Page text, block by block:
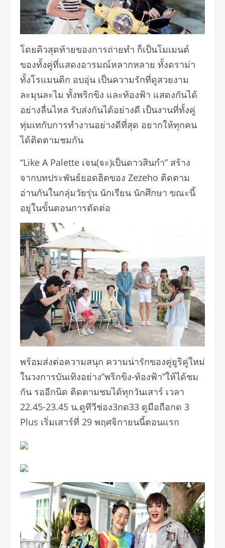
โดยคิวสุดท้ายของการถ่ายทำ ก็เป็นโมเมนต์
ของทั้งคู่ที่แสดงอารมณ์หลากหลาย ทั้งดราม่า
ทั้งโรแมนติก อบอุ่น เป็นความรักที่ดูสวยงาม
ละมุนละไม ทั้งพริกขิง และท้องฟ้า แสดงกันได้
อย่างลื่นไหล รับส่งกันได้อย่างดี เป็นงานที่ทั้งคู่
ทุ่มเทกับการทำงานอย่างดีที่สุด อยากให้ทุกคน
ได้ติดตามชมกัน
“Like A Palette เจน(จะ)เป็นดาวสินกำ” สร้าง
จากบทประพันธ์ยอดฮิตของ Zezeho ติดตาม
อ่านกันในกลุ่มวัยรุ่น นักเรียน นักศึกษา ขณะนี้
อยู่ในขั้นตอนการตัดต่อ
พร้อมส่งต่อความสนุก ความน่ารักของคู่ยูริคู่ใหม่
ในวงการบันเทิงอย่าง”พริกขิง-ท้องฟ้า”ให้ได้ชม
กัน รออีกนิด ติดตามชมได้ทุกวันเสาร์ เวลา
22.45-23.45 น.ดูทีวีช่อง3กด33 ดูมือถือกด 3
Plus เริ่มเสาร์ที่ 29 พฤศจิกายนนี้ตอนแรก